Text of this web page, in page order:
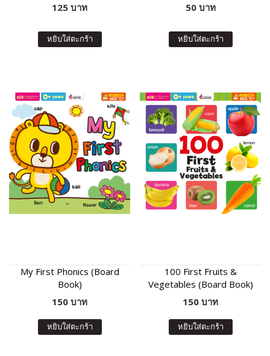
125 บาท
หยิบใส่ตะกร้า
50 บาท
หยิบใส่ตะกร้า
My First Phonics (Board
Book)
150 บาท
หยิบใส่ตะกร้า
100 First Fruits &
Vegetables (Board Book)
150 บาท
หยิบใส่ตะกร้า